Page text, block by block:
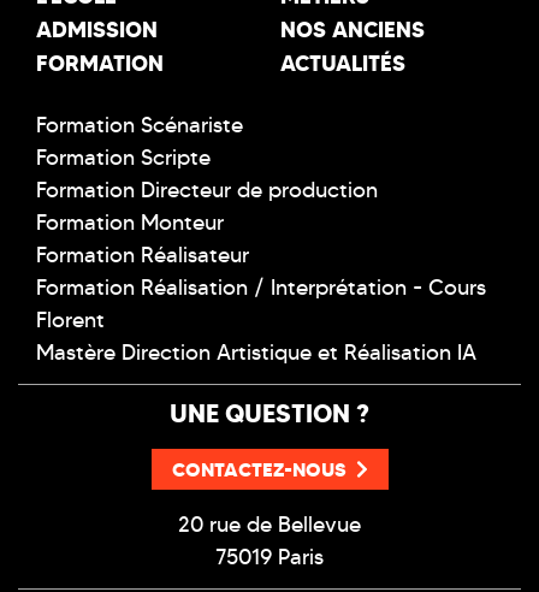
ADMISSION
FORMATION
NOS ANCIENS
ACTUALITÉS
Formation Scénariste
Formation Scripte
Formation Directeur de production
Formation Monteur
Formation Réalisateur
Formation Réalisation / Interprétation - Cours
Florent
Mastère Direction Artistique et Réalisation IA
UNE QUESTION ?
CONTACTEZ-NOUS
20 rue de Bellevue
75019 Paris